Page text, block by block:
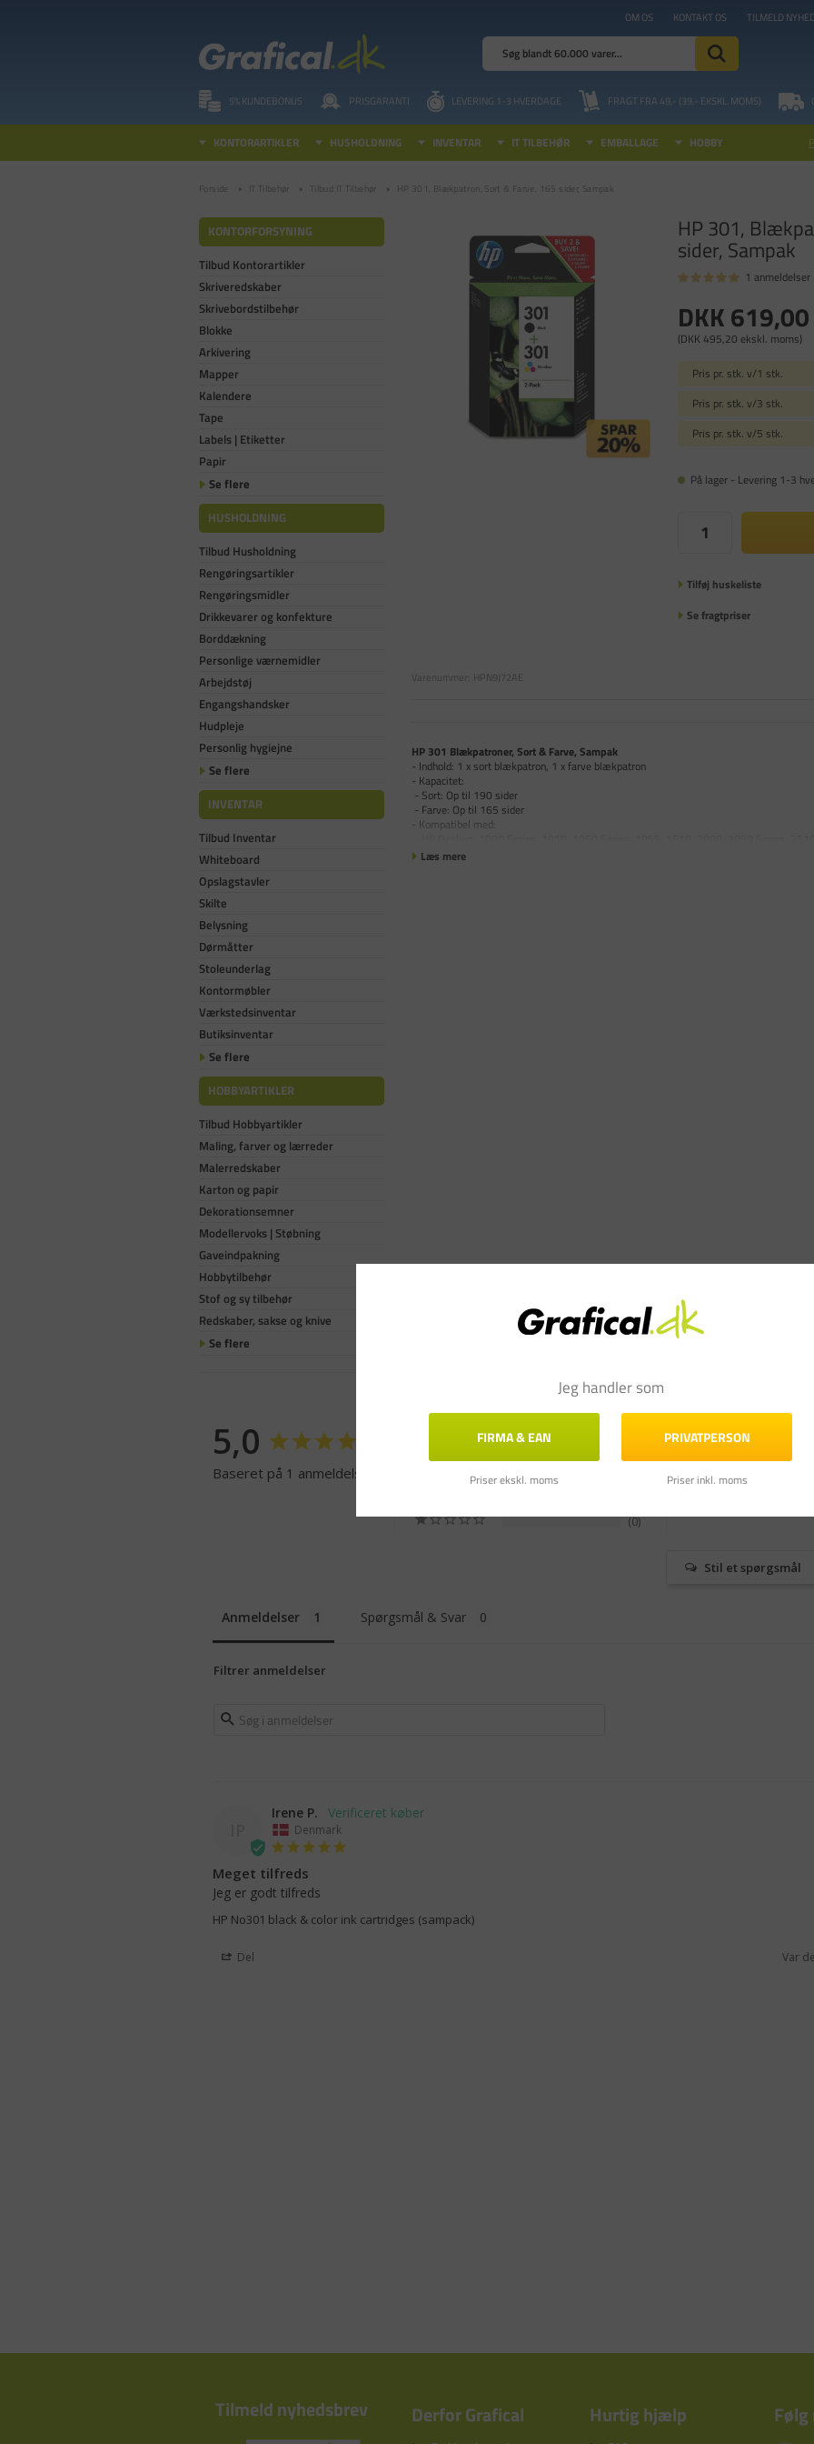
OM OS KONTAKT OS TILMELD
5% KUNDEBONUS PRISGARANTI LEVERING 1-3 HVERDAGE FRAGT FRA 49,- (39,- EKSKL. MOMS)
KONTORARTIKLER HUSHOLDNING INVENTAR IT TILBEHØR EMBALLAGE HOBBY
Forside IT Tilbehør Tilbud IT Tilbehør HP 301, Blækpatron, Sort & Farve, 165 sider, Sampak
KONTORFORSYNING
Tilbud Kontorartikler
Skriveredskaber
Skrivebordstilbehør
Blokke
Arkivering
Mapper
Kalendere
Tape
Labels | Etiketter
Papir
Se flere
HUSHOLDNING
Tilbud Husholdning
Rengøringsartikler
Rengøringsmidler
Drikkevarer og konfekture
Borddækning
Personlige værnemidler
Arbejdstøj
Engangshandsker
Hudpleje
Personlig hygiejne
Se flere
INVENTAR
Tilbud Inventar
Whiteboard
Opslagstavler
Skilte
Belysning
Dørmåtter
Stoleunderlag
Kontormøbler
Værkstedsinventar
Butiksinventar
Se flere
HOBBYARTIKLER
Tilbud Hobbyartikler
Maling, farver og lærreder
Malerredskaber
Karton og papir
Dekorationsemner
Modellervoks | Støbning
Gaveindpakning
Hobbytilbehør
Stof og sy tilbehør
Redskaber, sakse og knive
Se flere
HP 301,
sider, Sampak
1 anmeldelser
DKK 619,00
(DKK 495,20 ekskl. moms)
Pris pr. stk. v/1 stk.
Pris pr. stk. v/3 stk.
Pris pr. stk. v/5 stk.
På lager - Levering 1-3
Tilføj huskeliste
Se fragtpriser
Varenummer: HPN9J72AE
HP 301 Blækpatroner, Sort & Farve, Sampak
- Indhold: 1 x sort blækpatron, 1 x farve blækpatron
- Kapacitet:
- Sort: Op til 190 sider
- Farve: Op til 165 sider
- Kompatibel med:
Læs mere
5,0
Baseret på 1 anmeldelser
0
0
Stil et spørgsmål
Anmeldelser Spørgsmål & Svar
Filtrer anmeldelser
Irene P.
Denmark
Meget tilfreds
Jeg er godt tilfreds
HP No301 black & color ink cartridges (sampack)
Del Var
Tilmeld nyhedsbrev Derfor Grafical Hurtig hjælp Følg
Jeg handler som
FIRMA & EAN
Priser ekskl. moms
PRIVATPERSON
Priser inkl. moms